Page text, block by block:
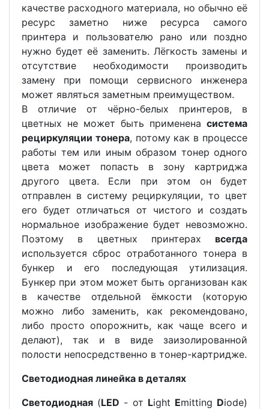
качестве расходного материала, но обычно её
ресурс заметно ниже ресурса самого
принтера и пользователю рано или поздно
нужно будет её заменить. Лёгкость замены и
отсутствие необходимости производить
замену при помощи сервисного инженера
может являться заметным преимуществом.
В отличие от чёрно-белых принтеров, в
цветных не может быть применена система
рециркуляции тонера, потому как в процессе
работы тем или иным образом тонер одного
цвета может попасть в зону картриджа
другого цвета. Если при этом он будет
отправлен в систему рециркуляции, то цвет
его будет отличаться от чистого и создать
нормальное изображение будет невозможно.
Поэтому в цветных принтерах всегда
используется сброс отработанного тонера в
бункер и его последующая утилизация.
Бункер при этом может быть организован как
в качестве отдельной ёмкости (которую
можно либо заменить, как рекомендовано,
либо просто опорожнить, как чаще всего и
делают), так и в виде заизолированной
полости непосредственно в тонер-картридже.
Светодиодная линейка в деталях
Светодиодная (LED - от Light Emitting Diode)